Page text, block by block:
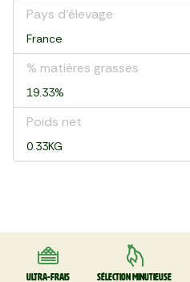
Pays d’élevage
France
% matières grasses
19.33%
Poids net
0.33KG
Ultra-frais Sélection minutieuse